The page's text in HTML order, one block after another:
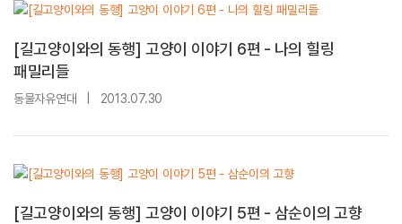
[길고양이와의 동행] 고양이 이야기 6편 - 나의 힐링
패밀리들
동물자유연대 2013.07.30
[길고양이와의 동행] 고양이 이야기 5편 - 삼순이의 고향